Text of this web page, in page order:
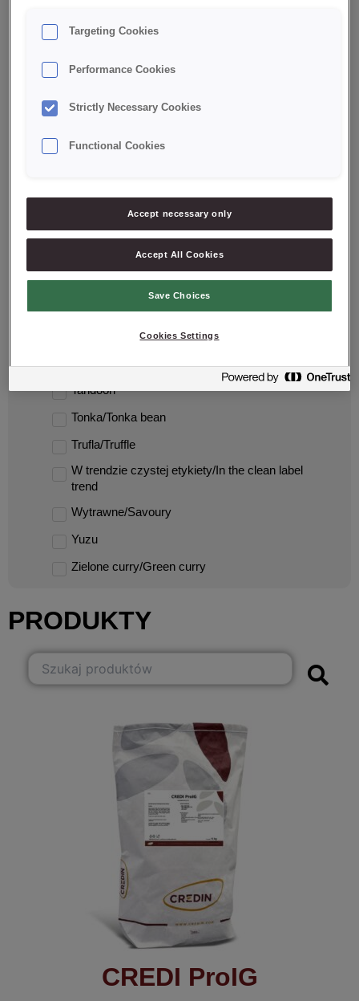
Mini
Nadzienie słone/Savoury filling
Niski IG/Low GI
Pieczywo pro/Pro bread
Pomidory/Tomatoes
RSPO
Tandoori
Tonka/Tonka bean
Trufla/Truffle
W trendzie czystej etykiety/In the clean label
trend
Wytrawne/Savoury
Yuzu
Zielone curry/Green curry
PRODUKTY
CREDI ProIG
Targeting Cookies
Performance Cookies
Strictly Necessary Cookies
Functional Cookies
Accept necessary only
Accept All Cookies
Save Choices
Cookies Settings